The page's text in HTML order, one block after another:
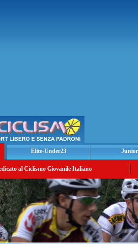
Elite-Under23
al Ciclismo Giovanile Italiano